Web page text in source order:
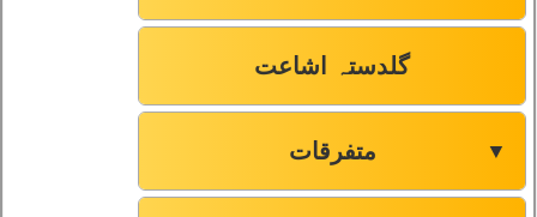
گلدستہ اشاعت
متفرقات ▼